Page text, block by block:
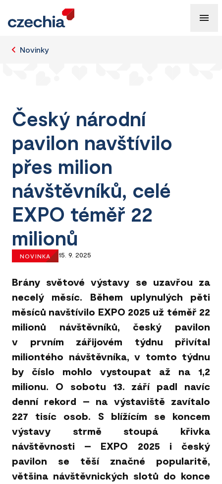
Novinky
Český národní
pavilon navštívilo
přes milion
návštěvníků, celé
EXPO téměř 22
milionů
NOVINKA 15. 9. 2025
Brány světové výstavy se uzavřou za
necelý měsíc. Během uplynulých pěti
měsíců navštívilo EXPO 2025 už téměř 22
milionů návštěvníků, český pavilon
v prvním zářijovém týdnu přivítal
miliontého návštěvníka, v tomto týdnu
by číslo mohlo vystoupat až na 1,2
milionu. O sobotu 13. září padl navíc
denní rekord – na výstaviště zavítalo
227 tisíc osob. S blížícím se koncem
výstavy strmě stoupá křivka
návštěvnosti – EXPO 2025 i český
pavilon se těší značné popularitě,
většina návštěvnických slotů do konce